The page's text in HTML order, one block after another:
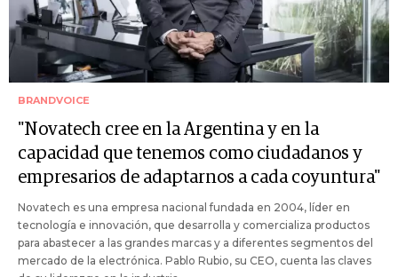
BRANDVOICE
"Novatech cree en la Argentina y en la
capacidad que tenemos como ciudadanos y
empresarios de adaptarnos a cada coyuntura"
Novatech es una empresa nacional fundada en 2004, líder en
tecnología e innovación, que desarrolla y comercializa productos
para abastecer a las grandes marcas y a diferentes segmentos del
mercado de la electrónica. Pablo Rubio, su CEO, cuenta las claves